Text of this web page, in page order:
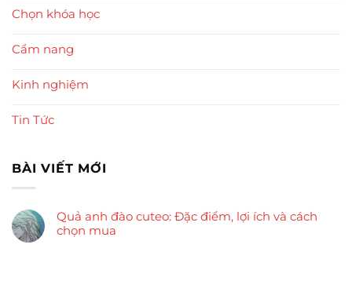
Chọn khóa học
Cẩm nang
Kinh nghiệm
Tin Tức
BÀI VIẾT MỚI
Quả anh đào cuteo: Đặc điểm, lợi ích và cách
chọn mua